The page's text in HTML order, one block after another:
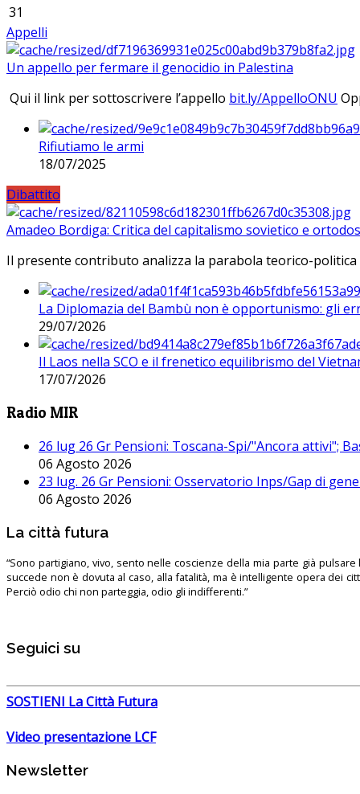
31
Appelli
Un appello per fermare il genocidio in Palestina
Qui il link per sottoscrivere l’appello bit.ly/AppelloONU
Rifiutiamo le armi
18/07/2025
Dibattito
Amadeo Bordiga: Critica del capitalismo sovietico e
Il presente contributo analizza la parabola teorico-
La Diplomazia del Bambù non è opportunismo: gli
29/07/2026
Il Laos nella SCO e il frenetico equilibrismo del
17/07/2026
Radio MIR
26 lug 26 Gr Pensioni: Toscana-Spi/"Ancora attivi";
06 Agosto 2026
23 lug. 26 Gr Pensioni: Osservatorio Inps/Gap di
06 Agosto 2026
La città futura
“Sono partigiano, vivo, sento nelle coscienze della mia parte già pulsare
succede non è dovuta al caso, alla fatalità, ma è intelligente opera dei
Perciò odio chi non parteggia, odio gli indifferenti.”
Seguici su
SOSTIENI La Città Futura
Video presentazione LCF
Newsletter